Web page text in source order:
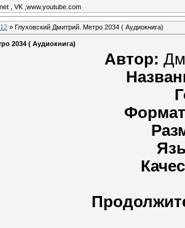
, VK ,www.youtube.com
12 » Глуховский Дмитрий. Метро 2034 ( Аудиокнига)
2034 ( Аудиокнига)
Автор: